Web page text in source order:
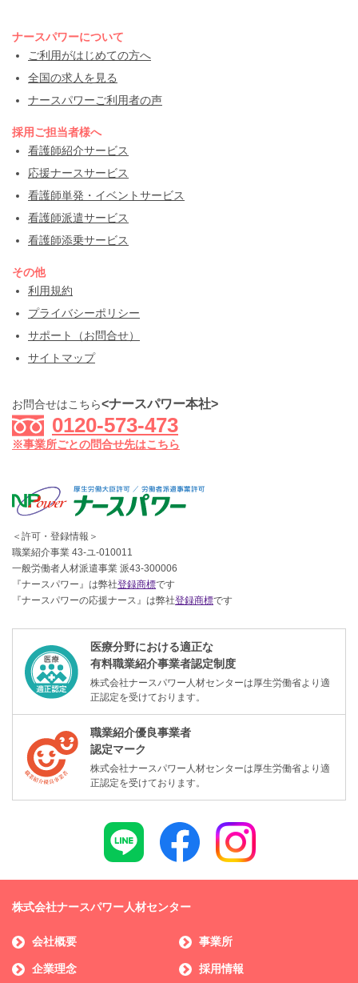
ナースパワーについて
ご利用がはじめての方へ
全国の求人を見る
ナースパワーご利用者の声
採用ご担当者様へ
看護師紹介サービス
応援ナースサービス
看護師単発・イベントサービス
看護師派遣サービス
看護師添乗サービス
その他
利用規約
プライバシーポリシー
サポート（お問合せ）
サイトマップ
お問合せはこちら<ナースパワー本社>
0120-573-473
※事業所ごとの問合せ先はこちら
＜許可・登録情報＞
職業紹介事業 43-ユ-010011
一般労働者人材派遣事業 派43-300006
『ナースパワー』は弊社登録商標です
『ナースパワーの応援ナース』は弊社登録商標です
医療分野における適正な
有料職業紹介事業者認定制度
株式会社ナースパワー人材センターは厚生労働省より適
正認定を受けております。
職業紹介優良事業者
認定マーク
株式会社ナースパワー人材センターは厚生労働省より適
正認定を受けております。
株式会社ナースパワー人材センター
会社概要 事業所
企業理念 採用情報